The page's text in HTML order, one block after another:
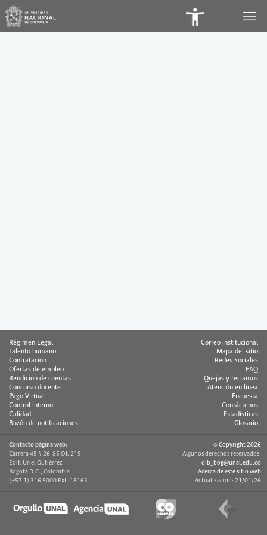
Régimen Legal
Talento humano
Contratación
Ofertas de empleo
Rendición de cuentas
Concurso docente
Pago Virtual
Control interno
Calidad
Buzón de notificaciones
Correo institucional
Mapa del sitio
Redes Sociales
FAQ
Quejas y reclamos
Atención en línea
Encuesta
Contáctenos
Estadísticas
Glosario
Contacto página web:
Carrera 45 # 26-85 Of. 219
Edif. Uriel Gutiérrez
Bogotá D.C., Colombia
(+57 1) 316 5000 Ext. 18163
© Copyright 2026
Algunos derechos reservados.
dib_bog@unal.edu.co
Acerca de este sitio web
Actualización: 21/01/26